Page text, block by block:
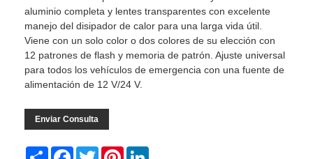
aluminio completa y lentes transparentes con excelente
manejo del disipador de calor para una larga vida útil.
Viene con un solo color o dos colores de su elección con
12 patrones de flash y memoria de patrón. Ajuste universal
para todos los vehículos de emergencia con una fuente de
alimentación de 12 V/24 V.
Enviar Consulta
Share Facebook
TwitterPinterest